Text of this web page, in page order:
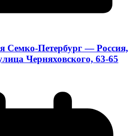
Семко-Петербург — Россия,
Черняховского, 63-65